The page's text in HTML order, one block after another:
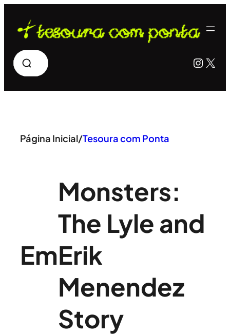
para
conteúdo
Pesquisar X
Página Inicial/Tesoura com Ponta
Em
Monsters:
The Lyle and
Erik
Menendez
Story